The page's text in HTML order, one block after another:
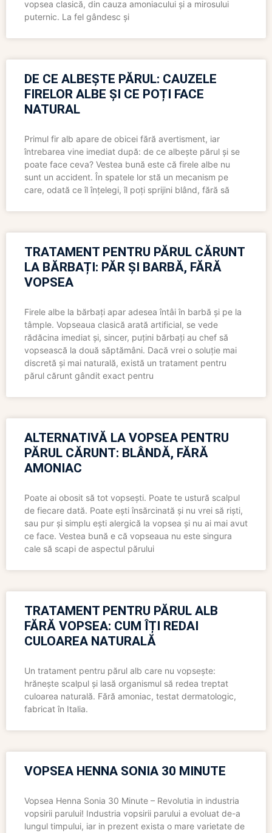
vopsea clasică, din cauza amoniacului și a mirosului
puternic. La fel gândesc și
DE CE ALBEȘTE PĂRUL: CAUZELE
FIRELOR ALBE ȘI CE POȚI FACE
NATURAL
Primul fir alb apare de obicei fără avertisment, iar
întrebarea vine imediat după: de ce albește părul și se
poate face ceva? Vestea bună este că firele albe nu
sunt un accident. În spatele lor stă un mecanism pe
care, odată ce îl înțelegi, îl poți sprijini blând, fără să
TRATAMENT PENTRU PĂRUL CĂRUNT
LA BĂRBAȚI: PĂR ȘI BARBĂ, FĂRĂ
VOPSEA
Firele albe la bărbați apar adesea întâi în barbă și pe la
tâmple. Vopseaua clasică arată artificial, se vede
rădăcina imediat și, sincer, puțini bărbați au chef să
vopsească la două săptămâni. Dacă vrei o soluție mai
discretă și mai naturală, există un tratament pentru
părul cărunt gândit exact pentru
ALTERNATIVĂ LA VOPSEA PENTRU
PĂRUL CĂRUNT: BLÂNDĂ, FĂRĂ
AMONIAC
Poate ai obosit să tot vopsești. Poate te ustură scalpul
de fiecare dată. Poate ești însărcinată și nu vrei să riști,
sau pur și simplu ești alergică la vopsea și nu ai mai avut
ce face. Vestea bună e că vopseaua nu este singura
cale să scapi de aspectul părului
TRATAMENT PENTRU PĂRUL ALB
FĂRĂ VOPSEA: CUM ÎȚI REDAI
CULOAREA NATURALĂ
Un tratament pentru părul alb care nu vopsește:
hrănește scalpul și lasă organismul să redea treptat
culoarea naturală. Fără amoniac, testat dermatologic,
fabricat în Italia.
VOPSEA HENNA SONIA 30 MINUTE
Vopsea Henna Sonia 30 Minute – Revolutia in industria
vopsirii parului! Industria vopsirii parului a evoluat de-a
lungul timpului, iar in prezent exista o mare varietate de